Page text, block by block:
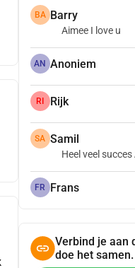
BA Barry
Aimee I love u
AN Anoniem
RI Rijk
SA Samil
Heel veel succes
FR Frans
Verbind je aan
doe het samen.